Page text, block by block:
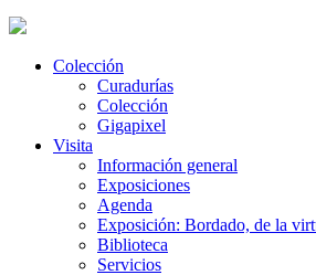
Colección
Curadurías
Colección
Gigapixel
Visita
Información general
Exposiciones
Agenda
Exposición: Bordado, de la
Biblioteca
Servicios